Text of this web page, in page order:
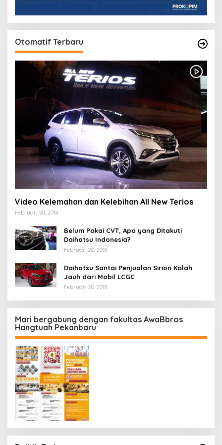
Otomatif Terbaru
Video Kelemahan dan Kelebihan All New Terios
Februari 20, 2018
Belum Pakai CVT, Apa yang Ditakuti
Daihatsu Indonesia?
Februari 20, 2018
Daihatsu Santai Penjualan Sirion Kalah
Jauh dari Mobil LCGC
Februari 20, 2018
Mari bergabung dengan fakultas AwaBbros
Hangtuah Pekanbaru